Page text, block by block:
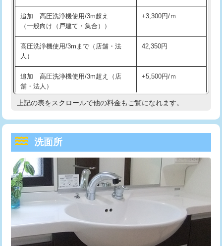
マス交換（深さ50㎝以上） 66,000円
コンクリート斫り（厚さ10㎝まで） 27,500円
コンクリート斫り（厚さ10㎝超え）
モルタル補修（厚さ10㎝まで）
モルタル補修（厚さ10㎝超え） 38,500円
洗面台設置 38,500円
追加人工
廃棄・処分 現場見積
※給水管工事は20mmまでの価格です。
持込商品取付（混合水栓） 16,500円
給水管工事※（ホール加工)
給水管工事※（バンド止め) 3,300円
給水管工事※（支持金具設置) 5,500円
給水管工事※（保温材使用（バンド止
め込み）)
5,500円
給水管工事※（土の掘削・埋め戻し作
業)
11,000円
給水管工事※（塩ビ管（VP・HI）使
用/3ｍまで)
33,000円
給水管工事※（塩ビ管（VP・HI）使
用（追加）/3ｍ超え)
給水管工事※（ライニング鋼管・銅
44,000円
追加 高圧洗浄機使用/3m超え
（一般向け（戸建て・集合））
+3,300円/ｍ
高圧洗浄機使用/3mまで（店舗・法
人）
42,350円
追加 高圧洗浄機使用/3m超え（店
舗・法人）
+5,500円/ｍ
高度高圧洗浄換 現地調査
トーラー機使用/3mまで
追加トーラー機使用/3m超え +3,300円
カメラ調査 33,000円
桝清掃
止水・漏水調査・防水処理・清掃・修
理・調整・分解・加工など（軽作業）
11,000円
上記の表をスクロールで他の料金もご覧になれます。
洗面所